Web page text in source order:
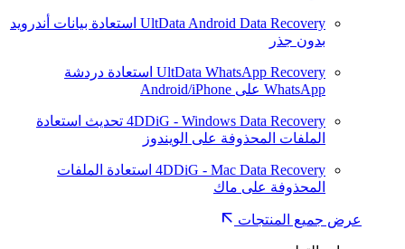
UltData Android Data Recovery استعادة بيانات أندرويد
بدون جذر
UltData WhatsApp Recovery استعادة دردشة
WhatsApp على Android/iPhone
4DDiG - Windows Data Recovery تحديث استعادة
الملفات المحذوفة على الويندوز
4DDiG - Mac Data Recovery استعادة الملفات
المحذوفة على ماك
عرض جميع المنتجات